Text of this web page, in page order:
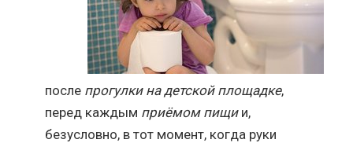
после прогулки на детской площадке,
перед каждым приёмом пищии,
безусловно, в тот момент, когда руки